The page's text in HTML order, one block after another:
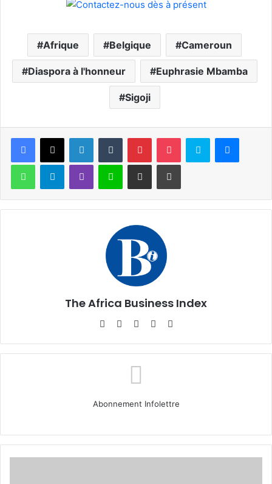
Afrique Belgique Cameroun
Diaspora à l'honneur Euphrasie Mbamba
Sigoji
Facebook
X LinkedinTumblr PinterestPocket Skype
WhatsAppTelegramViber Ligne Partager par email Imprimer
The Africa Business Index
WebsiteFacebook
X Linkedin
Abonnement Infolettre